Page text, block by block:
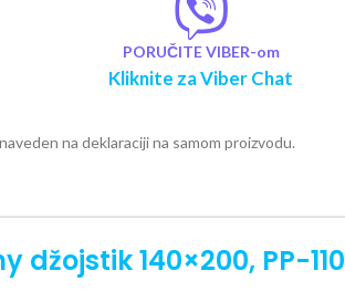
PORUČITE VIBER-om
Kliknite za Viber Chat
na deklaraciji na samom proizvodu.
džojstik 140×200, PP-110